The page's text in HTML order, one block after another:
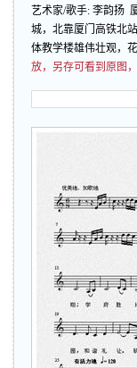
艺术家/歌手: 李韵扬
城，北靠厦门高铁北
体教学楼雄伟壮观，
放，另存可看到原图